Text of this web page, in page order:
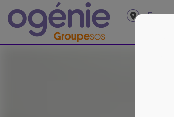
Panneau de gestion des cookies